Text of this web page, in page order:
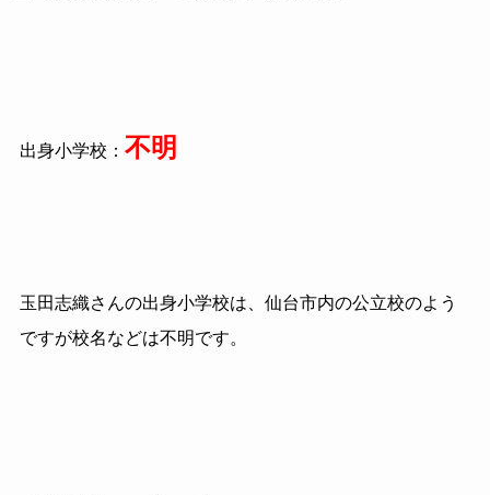
出身小学校： 不明
玉田志織さんの出身小学校は、仙台市内の公立校のよう
ですが校名などは不明です。